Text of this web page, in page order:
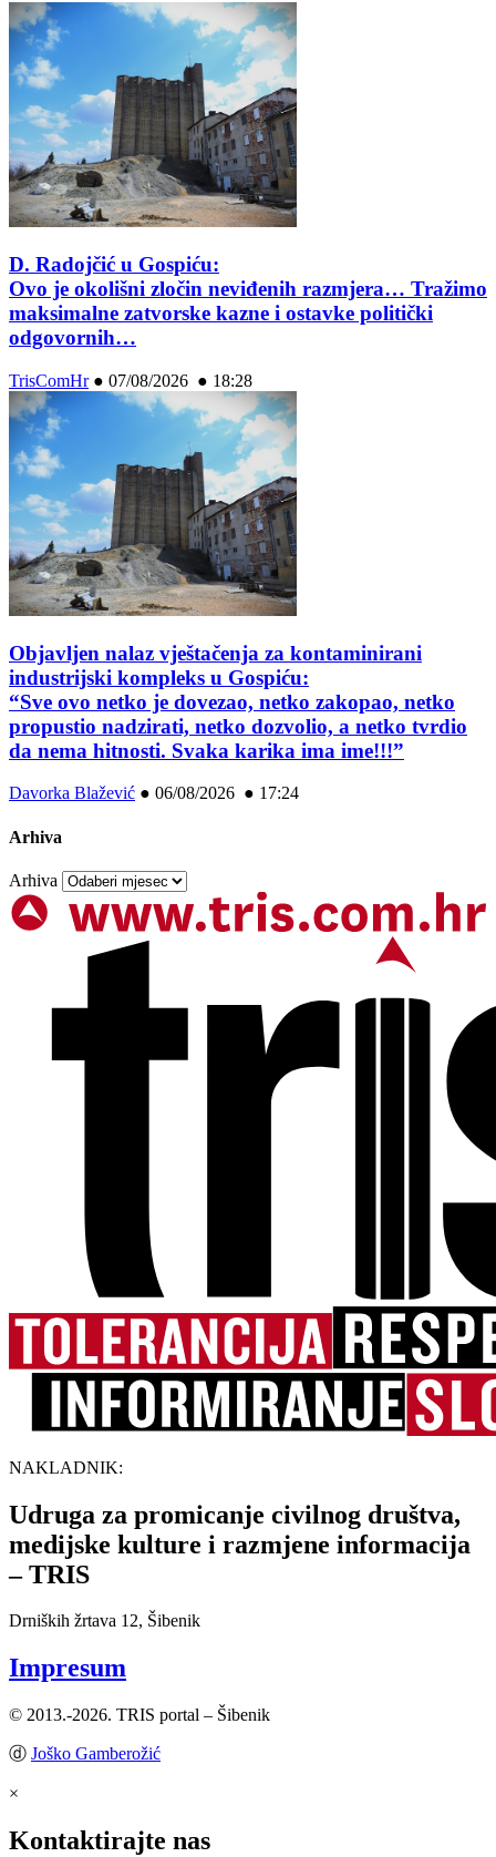
D. Radojčić u Gospiću:
Ovo je okolišni zločin neviđenih razmjera… Tražimo
maksimalne zatvorske kazne i ostavke politički
odgovornih…
TrisComHr● 07/08/2026 ● 18:28
Objavljen nalaz vještačenja za kontaminirani
industrijski kompleks u Gospiću:
“Sve ovo netko je dovezao, netko zakopao, netko
propustio nadzirati, netko dozvolio, a netko tvrdio
da nema hitnosti. Svaka karika ima ime!!!”
Davorka Blažević ● 06/08/2026 ● 17:24
Arhiva
Arhiva
NAKLADNIK:
Udruga za promicanje civilnog društva,
medijske kulture i razmjene informacija
– TRIS
Drniških žrtava 12, Šibenik
Impresum
© 2013.-2026. TRIS portal – Šibenik
ⓓ Joško Gamberožić
×
Kontaktirajte nas